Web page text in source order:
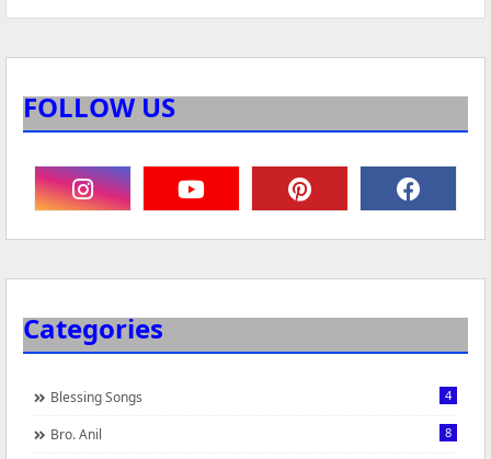
FOLLOW US
Categories
Blessing Songs 4
Bro. Anil 8